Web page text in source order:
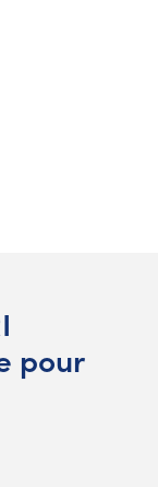
pour